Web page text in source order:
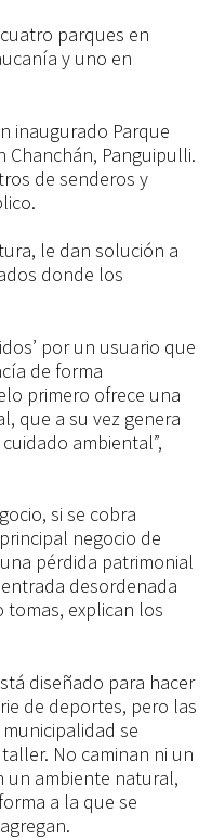
parques en
y uno en
inaugurado Parque
Chanchán, Panguipulli.
de senderos y
le dan solución a
donde los
por un usuario que
de forma
primero ofrece una
que a su vez genera
ambiental”,
si se cobra
negocio de
pérdida patrimonial
desordenada
tomas, explican los
diseñado para hacer
de deportes, pero las
se
No caminan ni un
un ambiente natural,
a la que se